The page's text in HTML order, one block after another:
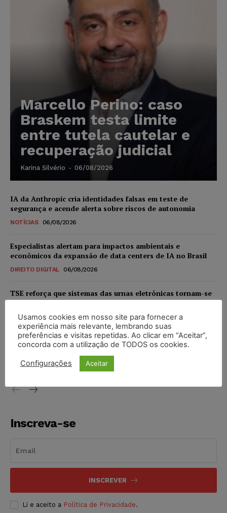
Marcello Perino: caso
Braskem testa limite
entre tutela cautelar e
recuperação judicial
Karina Silvério - 06/08/2026
IA da Anthropic cria identidades falsas em teste de
segurança e acende alerta sobre riscos de autonomia
NOTÍCIAS 06/08/2026
Especialistas alertam para impactos ambientais e
econômicos da expansão de data centers de IA no Brasil
DIREITO DIGITAL 06/08/2026
TSE reforça que sistemas das urnas eletrônicas tornam-se
invioláveis após assinatura digital e lacração
NOTÍCIAS 06/08/2026
STF inicia julgamento sobre constitucionalidade da
proibição dos jogos de azar no Brasil
NOTÍCIAS 06/08/2026
Inscreva-se
INSCREVER
Li e aceito a Política de Privacidade.
Usamos cookies em nosso site para fornecer a
experiência mais relevante, lembrando suas
preferências e visitas repetidas. Ao clicar em “Aceitar”,
concorda com a utilização de TODOS os cookies.
Configurações Aceitar